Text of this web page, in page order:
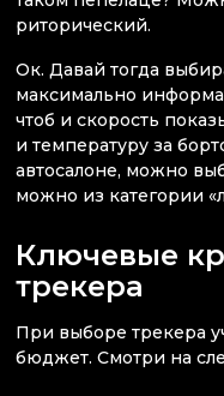
риторический.
Ок. Давай тогда
максимально
чтоб и скорость
и температуру за
автосалоне, можно
можно из категории
Ключевые
трекера
При выборе трекера
бюджет. Смотри на